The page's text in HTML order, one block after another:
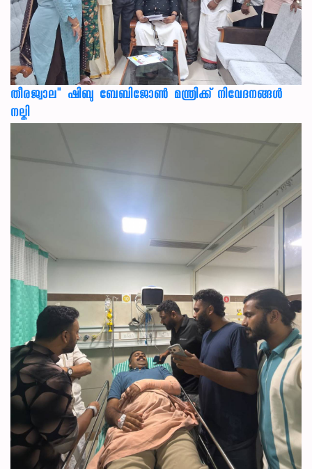
തീരജ്വാല" ഷിബു ബേബിജോൺ മന്ത്രിക്ക് നിവേദനങ്ങള്‍
നല്കി